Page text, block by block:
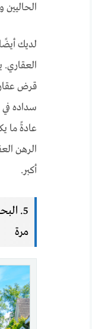
الحاليين
لديك
أكبر.
5.
مرة